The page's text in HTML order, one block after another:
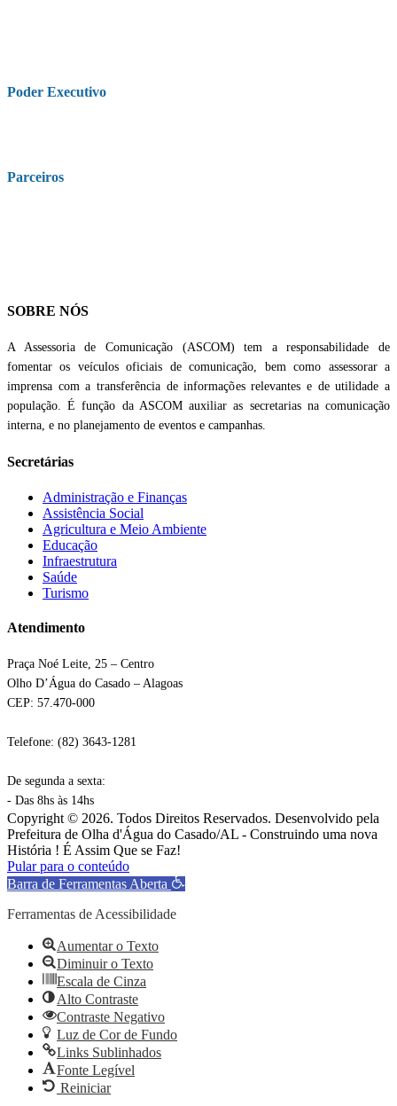
Poder Executivo
Parceiros
SOBRE NÓS
A Assessoria de Comunicação (ASCOM) tem a responsabilidade de
fomentar os veículos oficiais de comunicação, bem como assessorar a
imprensa com a transferência de informações relevantes e de utilidade a
população. É função da ASCOM auxiliar as secretarias na comunicação
interna, e no planejamento de eventos e campanhas.
Secretárias
Administração e Finanças
Assistência Social
Agricultura e Meio Ambiente
Educação
Infraestrutura
Saúde
Turismo
Atendimento
Praça Noé Leite, 25 – Centro
Olho D’Água do Casado – Alagoas
CEP: 57.470-000
Telefone: (82) 3643-1281
De segunda a sexta:
- Das 8hs às 14hs
Copyright © 2026. Todos Direitos Reservados. Desenvolvido pela
Prefeitura de Olha d'Água do Casado/AL - Construindo uma nova
História ! É Assim Que se Faz!
Pular para o conteúdo
Barra de Ferramentas Aberta
Ferramentas de Acessibilidade
Aumentar o Texto
Diminuir o Texto
Escala de Cinza
Alto Contraste
Contraste Negativo
Luz de Cor de Fundo
Links Sublinhados
Fonte Legível
Reiniciar